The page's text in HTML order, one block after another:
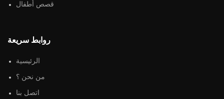
قصص أطفال
روابط سريعة
الرئيسية
من نحن ؟
اتصل بنا